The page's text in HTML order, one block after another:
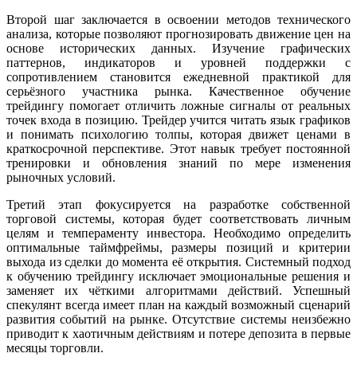
Второй шаг заключается в освоении методов технического
анализа, которые позволяют прогнозировать движение цен на
основе исторических данных. Изучение графических
паттернов, индикаторов и уровней поддержки с
сопротивлением становится ежедневной практикой для
серьёзного участника рынка. Качественное обучение
трейдингу помогает отличить ложные сигналы от реальных
точек входа в позицию. Трейдер учится читать язык графиков
и понимать психологию толпы, которая движет ценами в
краткосрочной перспективе. Этот навык требует постоянной
тренировки и обновления знаний по мере изменения
рыночных условий.
Третий этап фокусируется на разработке собственной
торговой системы, которая будет соответствовать личным
целям и темпераменту инвестора. Необходимо определить
оптимальные таймфреймы, размеры позиций и критерии
выхода из сделки до момента её открытия. Системный подход
к обучению трейдингу исключает эмоциональные решения и
заменяет их чёткими алгоритмами действий. Успешный
спекулянт всегда имеет план на каждый возможный сценарий
развития событий на рынке. Отсутствие системы неизбежно
приводит к хаотичным действиям и потере депозита в первые
месяцы торговли.